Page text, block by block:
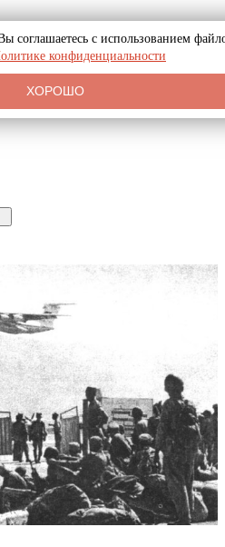
соглашаетесь с использованием
конфиденциальности
ХОРОШО